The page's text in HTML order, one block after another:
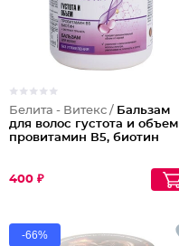
Белита - Витекс / Бальзам
для волос густота и объем
провитамин В5, биотин
400 ₽
-66%